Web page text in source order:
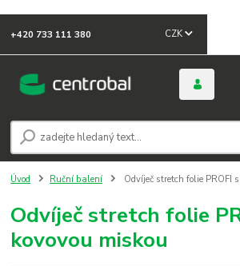
CZK
+420 733 111 380
Úvod Ruční balení Odvíječ stretch folie PROFI
Odvíječ stretch folie
kovovou miskou